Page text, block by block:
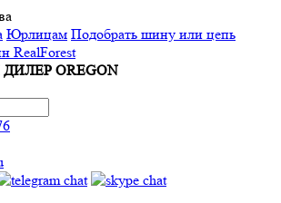
Юрлицам Подобрать шину или цепь
OREGON